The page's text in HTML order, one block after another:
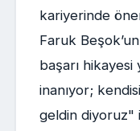
kariyerinde
Faruk
başarı hikayesi
inanıyor;
geldin diyoruz"